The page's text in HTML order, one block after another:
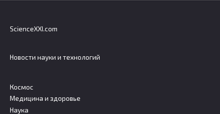
ScienceXXI.com
Новости науки и технологий
Космос
Медицина и здоровье
Наука